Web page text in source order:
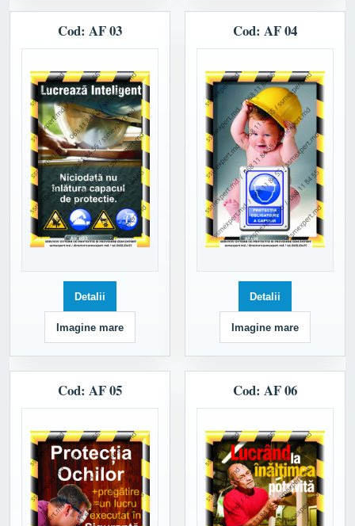
Cod: AF 03
Detalii
Imagine mare
Cod: AF 04
Detalii
Imagine mare
Cod: AF 05 Cod: AF 06